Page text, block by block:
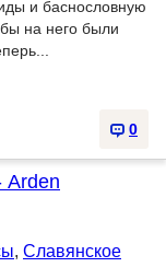
и баснословную
на него были
0
Arden
, Славянское